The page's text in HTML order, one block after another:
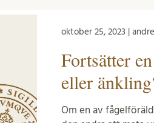
oktober 25, 2023 |
Fortsätter
eller
Om en av